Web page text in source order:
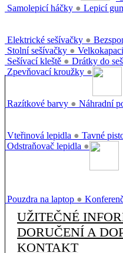
Samolepicí háčky ● Lepicí
Elektrické sešívačky ●
Stolní sešívačky ●
Sešívací kleště ● Drátky do
Zpevňovací kroužky ●
Razítkové barvy ● Náhradní
Vteřinová lepidla ● Tavné
Odstraňovač lepidla ●
Pouzdra na laptop ●
UŽITEČNÉ
DORUČENÍ A
KONTAKT